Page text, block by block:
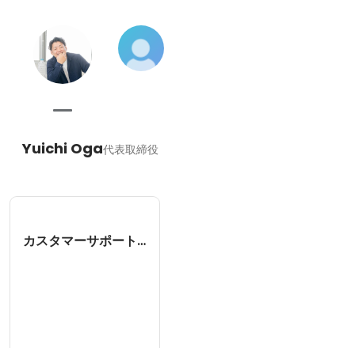
Yuichi Oga代表取締役
カスタマーサポート/カスタマーサクセス